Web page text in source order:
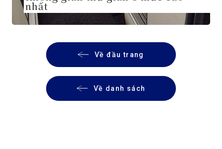
nhất
Về đầu trang
Về danh sách